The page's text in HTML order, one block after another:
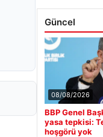
Güncel
08/08/2026
BBP Genel
yasa tepkisi:
hoşgörü yok